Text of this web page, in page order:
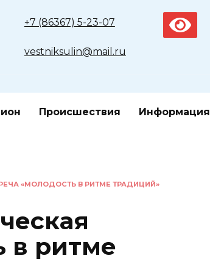
+7 (86367) 5-23-07
vestniksulin@mail.ru
Происшествия Информация
«МОЛОДОСТЬ В РИТМЕ ТРАДИЦИЙ»
в ритме